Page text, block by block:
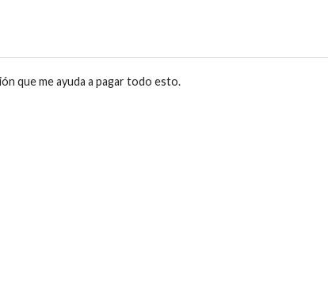
que me ayuda a pagar todo esto.